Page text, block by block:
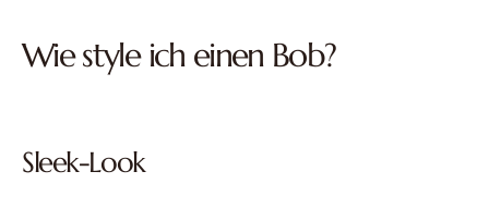
Wie style ich einen Bob?
Sleek-Look